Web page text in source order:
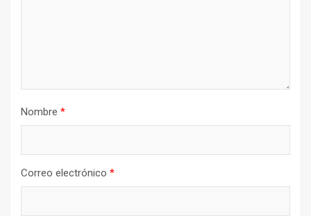
Nombre *
Correo electrónico *